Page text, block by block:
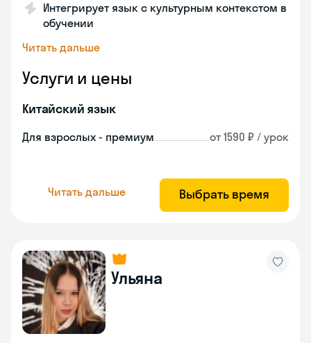
Интегрирует язык с культурным контекстом в
обучении
Читать дальше
Услуги и цены
Китайский язык
Для взрослых - премиум от 1590 ₽ / урок
Читать дальше Выбрать время
Ульяна